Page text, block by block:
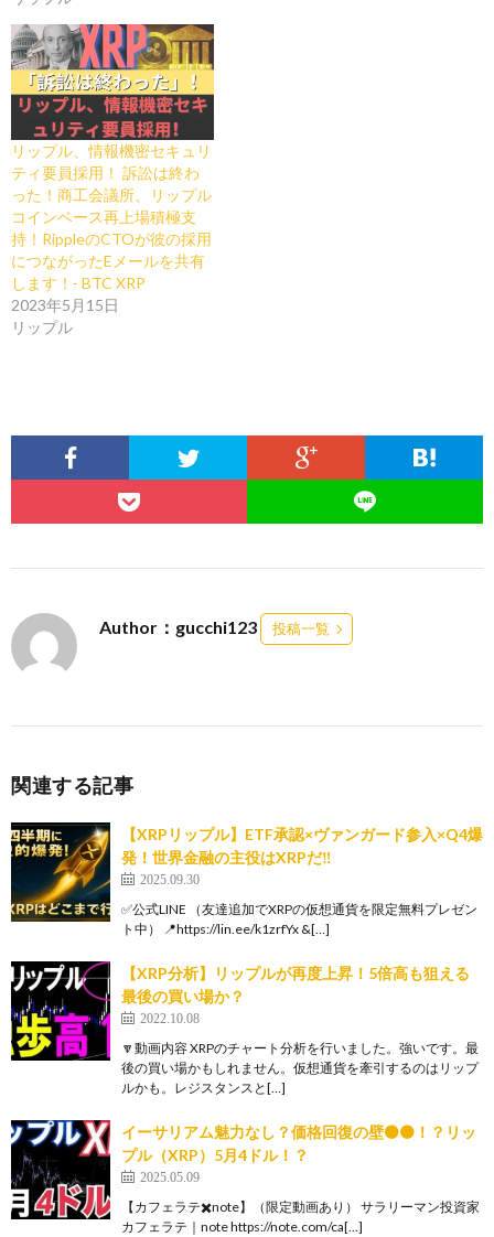
リップル、情報機密セキュリ
ティ要員採用！ 訴訟は終わ
った！商工会議所、リップル
コインベース再上場積極支
持！RippleのCTOが彼の採用
につながったEメールを共有
します！- BTC XRP
2023年5月15日
リップル
Author：gucchi123 投稿一覧
関連する記事
【XRPリップル】ETF承認×ヴァンガード参入×Q4爆
発！世界金融の主役はXRPだ‼
2025.09.30
✅公式LINE （友達追加でXRPの仮想通貨を限定無料プレゼン
ト中） 📍https://lin.ee/k1zrfYx &[…]
【XRP分析】リップルが再度上昇！5倍高も狙える
最後の買い場か？
2022.10.08
🔽動画内容 XRPのチャート分析を行いました。強いです。最
後の買い場かもしれません。仮想通貨を牽引するのはリップ
ルかも。レジスタンスと[…]
イーサリアム魅力なし？価格回復の壁⚫️⚫️！？リッ
プル（XRP）5月4ドル！？
2025.05.09
【カフェラテ✖️note】（限定動画あり） サラリーマン投資家
カフェラテ｜note https://note.com/ca[…]